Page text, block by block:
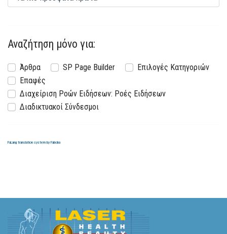
Αναζήτηση μόνο για:
Άρθρα SP Page Builder
Επιλογές Κατηγοριών
Επαφές
Διαχείριση Ροών Ειδήσεων: Ροές Ειδήσεων
Διαδικτυακοί Σύνδεσμοι
FaLang translation system by Faboba